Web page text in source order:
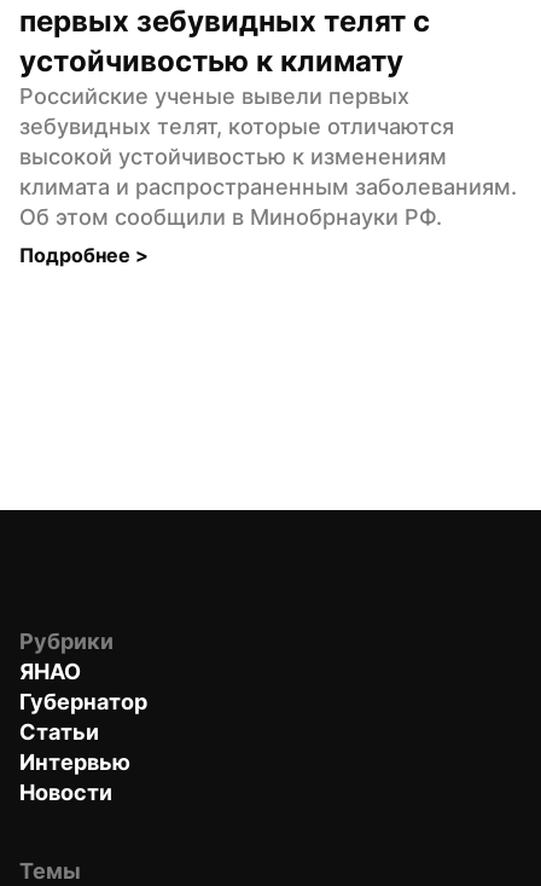
первых зебувидных телят с
устойчивостью к климату
Российские ученые вывели первых
зебувидных телят, которые отличаются
высокой устойчивостью к изменениям
климата и распространенным заболеваниям.
Об этом сообщили в Минобрнауки РФ.
Подробнее >
Рубрики
ЯНАО
Губернатор
Статьи
Интервью
Новости
Темы